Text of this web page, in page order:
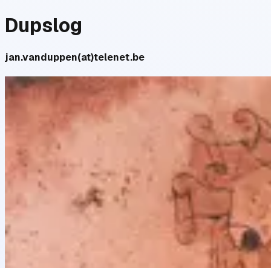
Dupslog
jan.vanduppen(at)telenet.be